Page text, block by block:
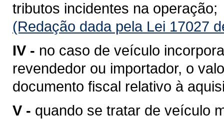
tributos incidentes na operação;
(Redação dada pela Lei 17027
IV - no caso de veículo
revendedor ou importador, o
documento fiscal relativo à
V - quando se tratar de veículo